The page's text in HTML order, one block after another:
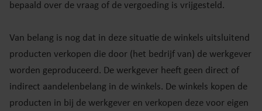
bepaald over de vraag of de vergoeding is vrijgesteld.
Van belang is nog dat in deze situatie de winkels uitsluitend
producten verkopen die door (het bedrijf van) de werkgever
worden geproduceerd. De werkgever heeft geen direct of
indirect aandelenbelang in de winkels. De winkels kopen de
producten in bij de werkgever en verkopen deze voor eigen